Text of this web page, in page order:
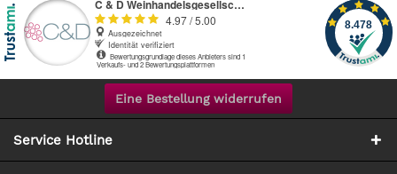
Eine Bestellung widerrufen
Service Hotline